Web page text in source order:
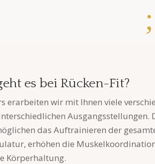
;
es bei Rücken-Fit?
erarbeiten wir mit Ihnen viele
Ausgangsstellungen.
das Auftrainieren der
erhöhen die
Körperhaltung.